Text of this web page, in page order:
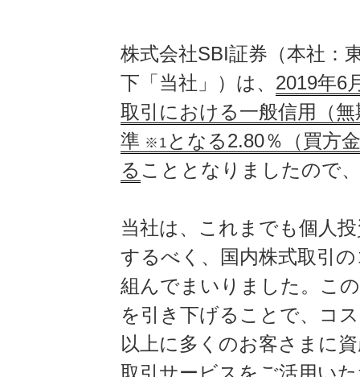
株式会社SBI証券（本社：
下「当社」）は、 2019年6
取引における一般信用（
準 ※1 となる2.80％（買方
る こととなりましたので
当社は、これまでも個人
するべく、国内株式取引
組んでまいりました。こ
を引き下げることで、コ
以上に多くのお客さまに
取引サービスをご活用い